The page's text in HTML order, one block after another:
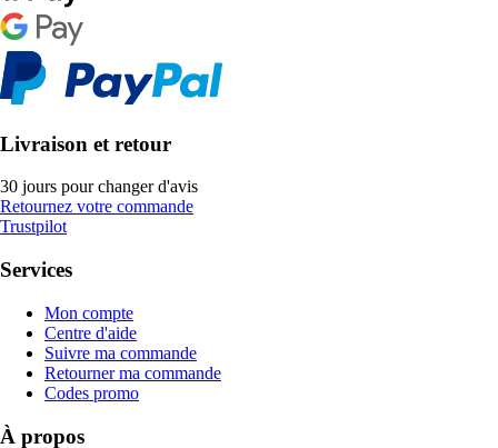
Livraison et retour
30 jours pour changer d'avis
Retournez votre commande
Trustpilot
Services
Mon compte
Centre d'aide
Suivre ma commande
Retourner ma commande
Codes promo
À propos